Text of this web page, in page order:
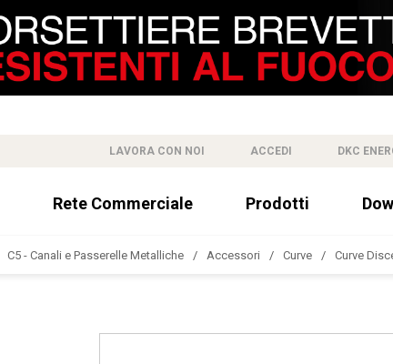
LAVORA CON NOI ACCEDI DKC
Rete Commerciale Prodotti
C5 - Canali e Passerelle Metalliche Accessori Curve Curve